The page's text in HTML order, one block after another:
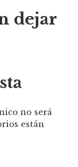
dejar
no será
están